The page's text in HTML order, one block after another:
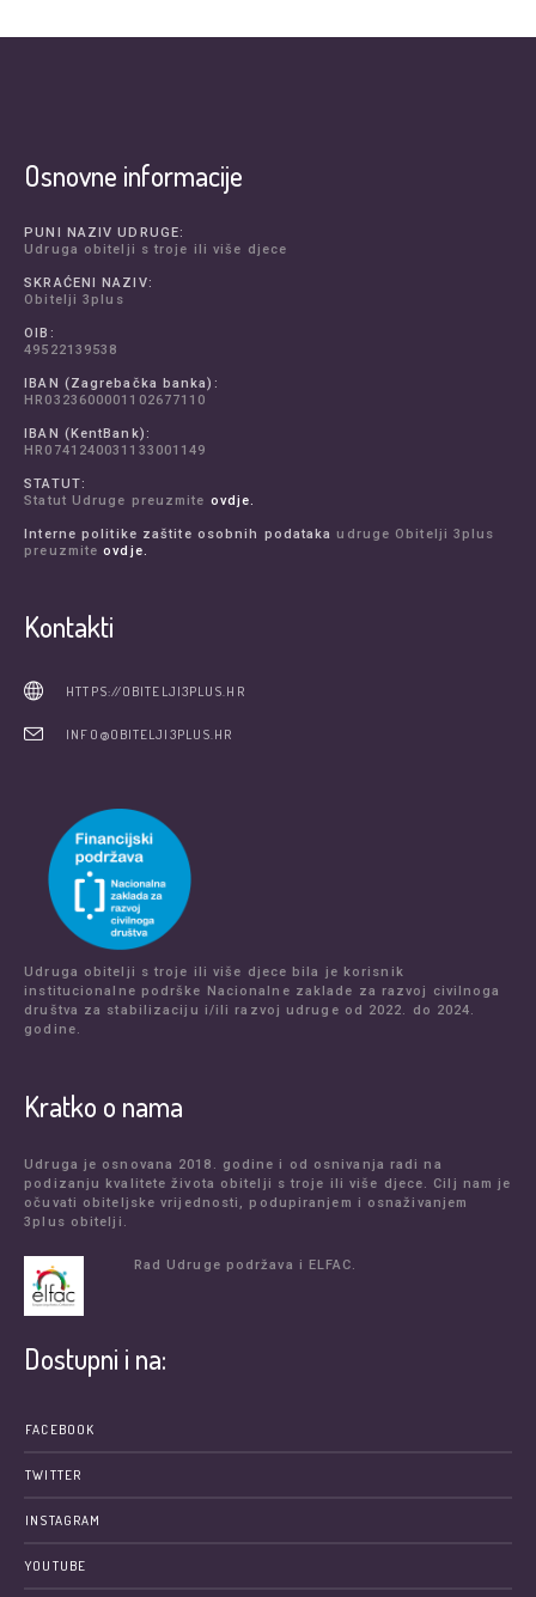
Osnovne informacije
PUNI NAZIV UDRUGE:
Udruga obitelji s troje ili više djece
SKRAĆENI NAZIV:
Obitelji 3plus
OIB:
49522139538
IBAN (Zagrebačka banka):
HR0323600001102677110
IBAN (KentBank):
HR0741240031133001149
STATUT:
Statut Udruge preuzmite ovdje.
Interne politike zaštite osobnih podataka udruge Obitelji 3plus
preuzmiteovdje.
Kontakti
HTTPS://OBITELJI3PLUS.HR
INFO@OBITELJI3PLUS.HR
Udruga obitelji s troje ili više djece bila je korisnik
institucionalne podrške Nacionalne zaklade za razvoj civilnoga
društva za stabilizaciju i/ili razvoj udruge od 2022. do 2024.
godine.
Kratko o nama
Udruga je osnovana 2018. godine i od osnivanja radi na
podizanju kvalitete života obitelji s troje ili više djece. Cilj nam je
očuvati obiteljske vrijednosti, podupiranjem i osnaživanjem
3plus obitelji.
Rad Udruge podržava i ELFAC.
Dostupni i na:
FACEBOOK
TWITTER
INSTAGRAM
YOUTUBE